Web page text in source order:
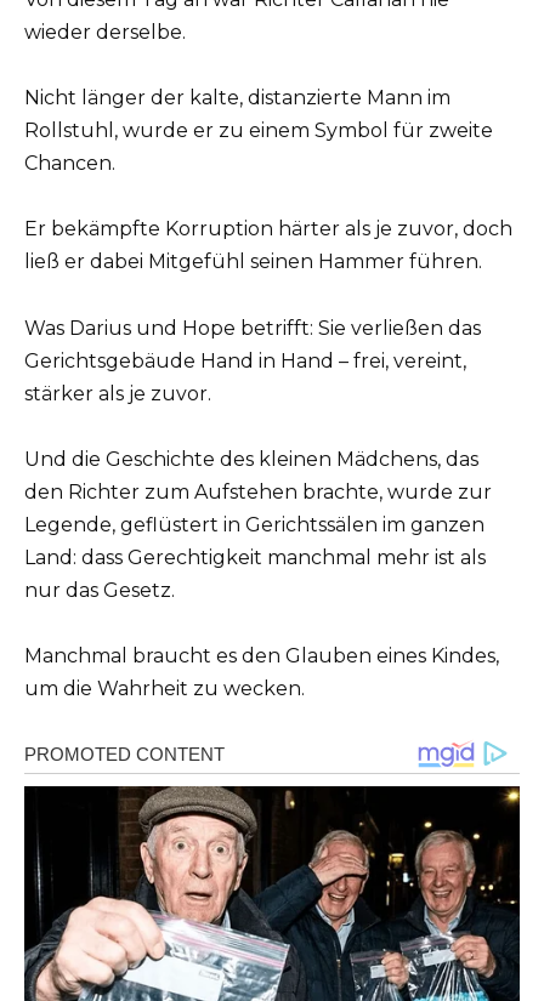
wieder derselbe.
Nicht länger der kalte, distanzierte Mann im
Rollstuhl, wurde er zu einem Symbol für zweite
Chancen.
Er bekämpfte Korruption härter als je zuvor, doch
ließ er dabei Mitgefühl seinen Hammer führen.
Was Darius und Hope betrifft: Sie verließen das
Gerichtsgebäude Hand in Hand – frei, vereint,
stärker als je zuvor.
Und die Geschichte des kleinen Mädchens, das
den Richter zum Aufstehen brachte, wurde zur
Legende, geflüstert in Gerichtssälen im ganzen
Land: dass Gerechtigkeit manchmal mehr ist als
nur das Gesetz.
Manchmal braucht es den Glauben eines Kindes,
um die Wahrheit zu wecken.